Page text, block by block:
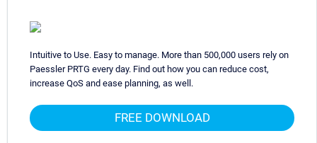
Intuitive to Use. Easy to manage. More than 500,000 users rely on
Paessler PRTG every day. Find out how you can reduce cost,
increase QoS and ease planning, as well.
FREE DOWNLOAD